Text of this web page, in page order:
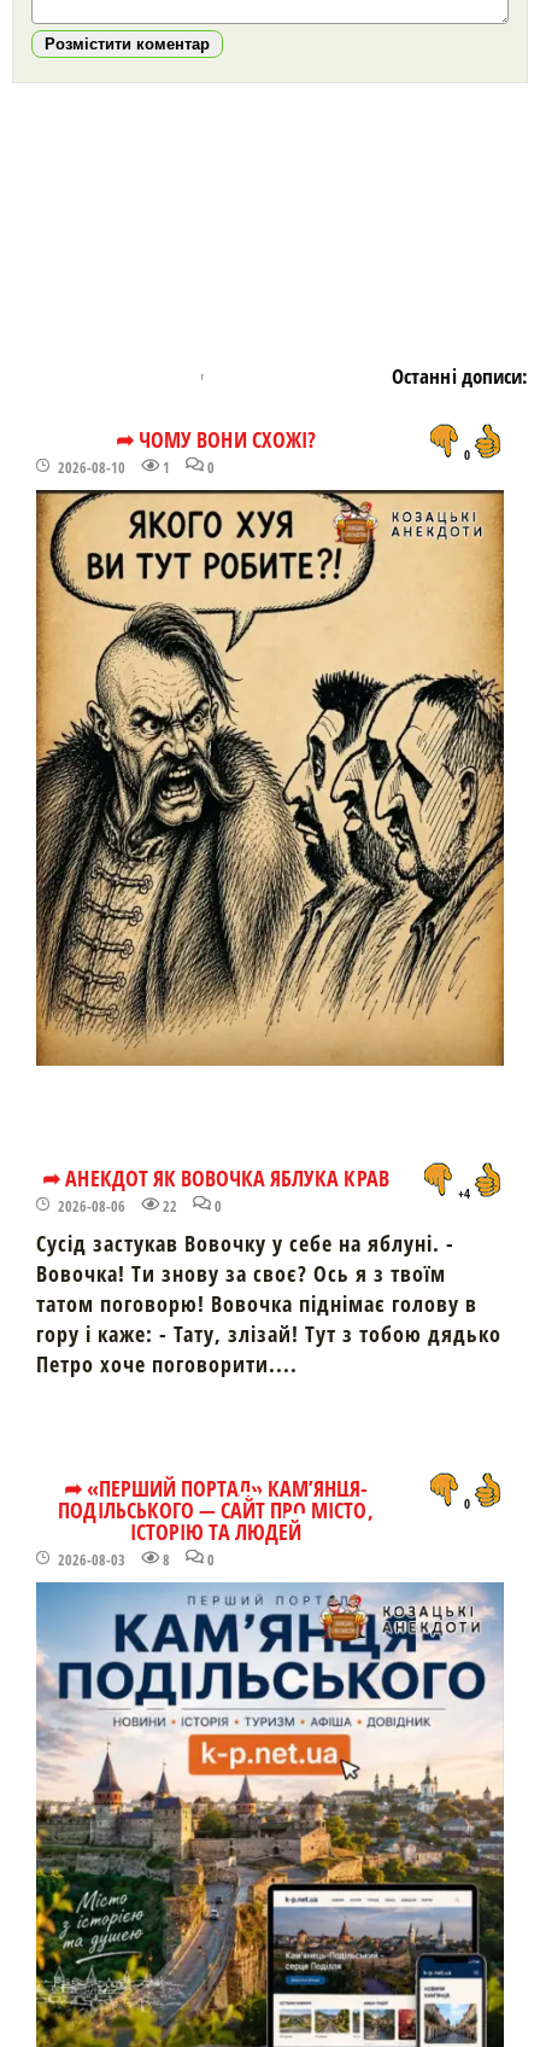
Розмістити коментар
Останні дописи:
➦ ЧОМУ ВОНИ СХОЖІ?
2026-08-10 1 0
0
➦ АНЕКДОТ ЯК ВОВОЧКА ЯБЛУКА КРАВ
2026-08-06 22 0
+4
Сусід застукав Вовочку у себе на яблуні. -
Вовочка! Ти знову за своє? Ось я з твоїм
татом поговорю! Вовочка піднімає голову в
гору і каже: - Тату, злізай! Тут з тобою дядько
Петро хоче поговорити....
➦ «ПЕРШИЙ ПОРТАЛ» КАМ’ЯНЦЯ-
ПОДІЛЬСЬКОГО — САЙТ ПРО МІСТО,
ІСТОРІЮ ТА ЛЮДЕЙ
2026-08-03 8 0
0